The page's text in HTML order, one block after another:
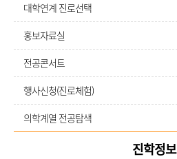
대학연계 진로선택
홍보자료실
전공콘서트
행사신청(진로체험)
의학계열 전공탐색
진학정보